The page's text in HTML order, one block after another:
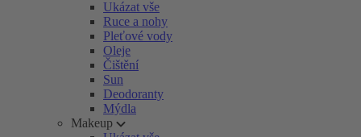
Ukázat vše
Ruce a nohy
Pleťové vody
Oleje
Čištění
Sun
Deodoranty
Mýdla
Makeup